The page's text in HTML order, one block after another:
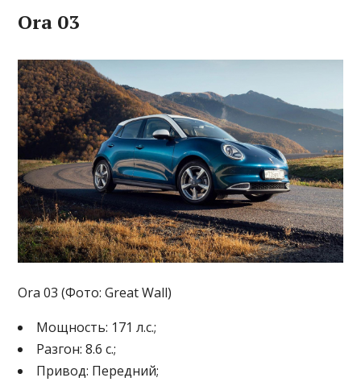
Ora 03
Ora 03 (Фото: Great Wall)
Мощность: 171 л.с.;
Разгон: 8.6 с.;
Привод: Передний;